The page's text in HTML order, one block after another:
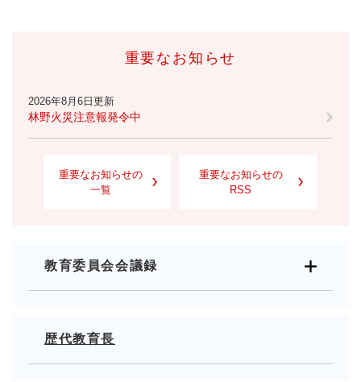
重要なお知らせ
2026年8月6日更新
林野火災注意報発令中
重要なお知らせの
一覧
重要なお知らせの
RSS
教育委員会会議録
歴代教育長